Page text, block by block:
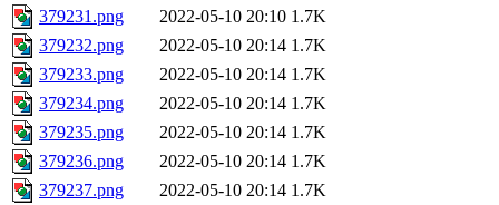
379231.png
2022-05-10 20:10 1.7K
379232.png
2022-05-10 20:14 1.7K
379233.png
2022-05-10 20:14 1.7K
379234.png
2022-05-10 20:14 1.7K
379235.png
2022-05-10 20:14 1.7K
379236.png
2022-05-10 20:14 1.7K
379237.png
2022-05-10 20:14 1.7K